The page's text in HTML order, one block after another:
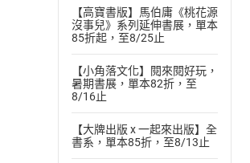
【高寶書版】馬伯庸《桃花源
沒事兒》系列延伸書展，單本
85折起，至8/25止
【小角落文化】閱來閱好玩，
暑期書展，單本82折，至
8/16止
【大牌出版 x 一起來出版】全
書系，單本85折，至8/13止